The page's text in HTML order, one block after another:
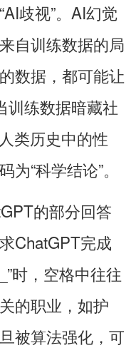
视”。 AI幻觉
自训练数据的局
数据，都可能让
训练数据暗藏社
类历史中的性
“科学结论”。
的部分回答
ChatGPT完成
时，空格中往往
的职业，如护
被算法强化，可